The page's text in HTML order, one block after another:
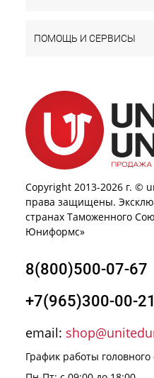
ПОМОЩЬ И СЕРВИСЫ
Copyright 2013-2026 г. ©
права защищены.
странах Таможенного
Юниформс»
8(800)500-07-67
+7(965)300-00-21
email:
График работы головного